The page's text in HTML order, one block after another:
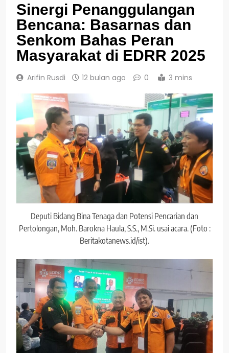
Sinergi Penanggulangan
Bencana: Basarnas dan
Senkom Bahas Peran
Masyarakat di EDRR 2025
Arifin Rusdi 12 bulan ago 0 3 mins
Deputi Bidang Bina Tenaga dan Potensi Pencarian dan
Pertolongan, Moh. Barokna Haula, S.S., M.Si. usai acara. (Foto :
Beritakotanews.id/ist).